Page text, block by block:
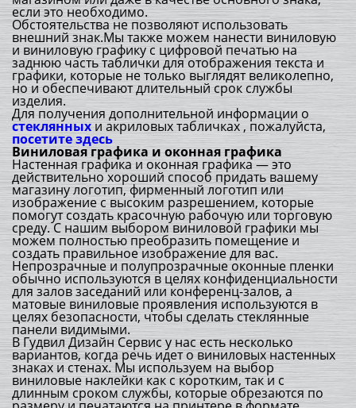
если это необходимо.
Обстоятельства не позволяют использовать
внешний знак.Мы также можем нанести виниловую
и виниловую графику с цифровой печатью на
заднюю часть таблички для отображения текста и
графики, которые не только выглядят великолепно,
но и обеспечивают длительный срок службы
изделия.
Для получения дополнительной информации о
стеклянныхи акриловых табличках , пожалуйста,
посетите здесь
Виниловая графика и оконная графика
Настенная графика и оконная графика — это
действительно хороший способ придать вашему
магазину логотип, фирменный логотип или
изображение с высоким разрешением, которые
помогут создать красочную рабочую или торговую
среду. С нашим выбором виниловой графики мы
можем полностью преобразить помещение и
создать правильное изображение для вас.
Непрозрачные и полупрозрачные оконные пленки
обычно используются в целях конфиденциальности
для залов заседаний или конференц-залов, а
матовые виниловые проявления используются в
целях безопасности, чтобы сделать стеклянные
панели видимыми.
В Гудвил Дизайн Сервис у нас есть несколько
вариантов, когда речь идет о виниловых настенных
знаках и стенах. Мы используем на выбор
виниловые наклейки как с коротким, так и с
длинным сроком службы, которые обрезаются по